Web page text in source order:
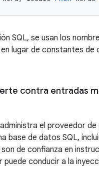
SQL, se usan los
lugar de constantes de
contra entradas
el proveedor
base de datos SQL,
de confianza en
puede conducir a la